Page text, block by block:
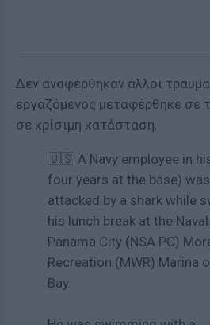
Δεν αναφέρθηκαν άλλοι
εργαζόμενος μεταφέρθηκε σε
σε κρίσιμη κατάσταση.
🇺🇸 A Navy employee in
four years at the base)
attacked by a shark while
his lunch break at the
Panama City (NSA PC)
Recreation (MWR) Marina
Bay.